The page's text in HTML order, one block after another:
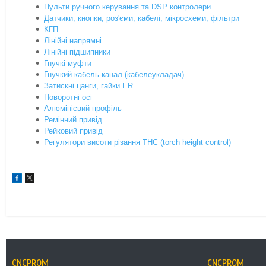
Пульти ручного керування та DSP контролери
Датчики, кнопки, роз'єми, кабелі, мікросхеми, фільтри
КГП
Лінійні напрямні
Лінійні підшипники
Гнучкі муфти
Гнучкий кабель-канал (кабелеукладач)
Затискні цанги, гайки ER
Поворотні осі
Алюмінієвий профіль
Ремінний привід
Рейковий привід
Регулятори висоти різання THC (torch height control)
CNCPROM CNCPROM